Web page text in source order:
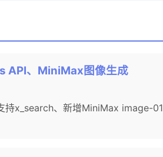
API、MiniMax图像生成
持x_search、新增MiniMax image-01